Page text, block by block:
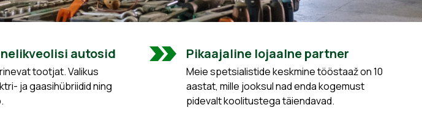
autosid
tootjat. Valikus
ja gaasihübriidid ning
Pikaajaline lojaalne partner
Meie spetsialistide keskmine tööstaaž on 10
aastat, mille jooksul nad enda kogemust
pidevalt koolitustega täiendavad.